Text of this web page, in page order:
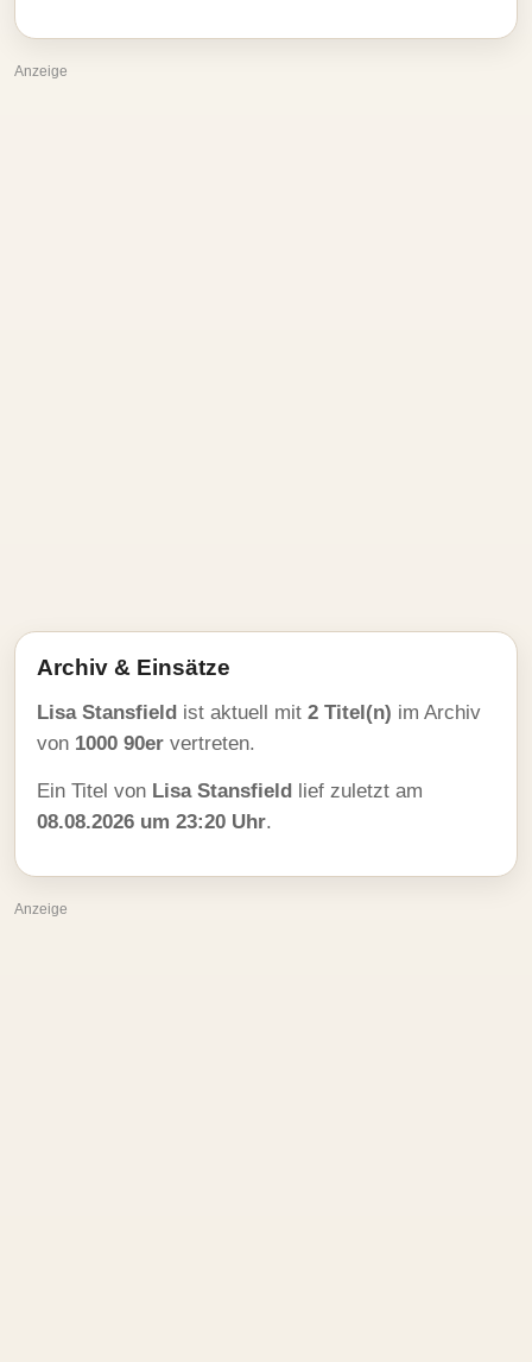
Anzeige
Archiv & Einsätze
Lisa Stansfield ist aktuell mit 2 Titel(n) im Archiv
von 1000 90er vertreten.
Ein Titel von Lisa Stansfield lief zuletzt am
08.08.2026 um 23:20 Uhr.
Anzeige